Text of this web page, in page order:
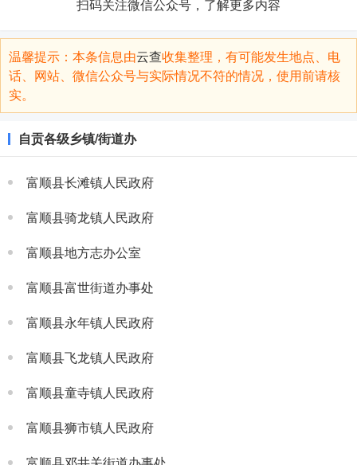
扫码关注微信公众号，了解更多内容
温馨提示：本条信息由云查收集整理，有可能发生地点、电
话、网站、微信公众号与实际情况不符的情况，使用前请核
实。
自贡各级乡镇/街道办
富顺县长滩镇人民政府
富顺县骑龙镇人民政府
富顺县地方志办公室
富顺县富世街道办事处
富顺县永年镇人民政府
富顺县飞龙镇人民政府
富顺县童寺镇人民政府
富顺县狮市镇人民政府